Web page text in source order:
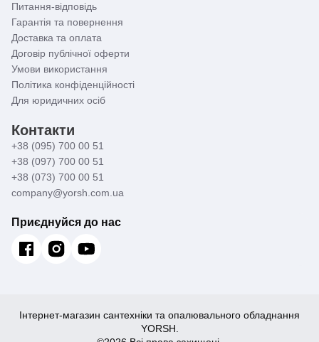
Питання-відповідь
Гарантія та повернення
Доставка та оплата
Договір публічної оферти
Умови використання
Політика конфіденційності
Для юридичних осіб
Контакти
+38 (095) 700 00 51
+38 (097) 700 00 51
+38 (073) 700 00 51
company@yorsh.com.ua
Приєднуйся до нас
Інтернет-магазин сантехніки та опалювального обладнання
YORSH.